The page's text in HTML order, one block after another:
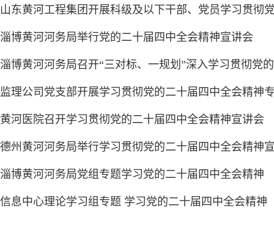
山东黄河工程集团开展科级及以下干部、党员学习贯彻
淄博黄河河务局举行党的二十届四中全会精神宣讲会
淄博黄河河务局召开“三对标、一规划”深入学习贯彻党
监理公司党支部开展学习贯彻党的二十届四中全会精神
黄河医院召开学习贯彻党的二十届四中全会精神宣讲会
德州黄河河务局举行学习贯彻党的二十届四中全会精神
淄博黄河河务局党组专题学习党的二十届四中全会精神
信息中心理论学习组专题 学习党的二十届四中全会精神